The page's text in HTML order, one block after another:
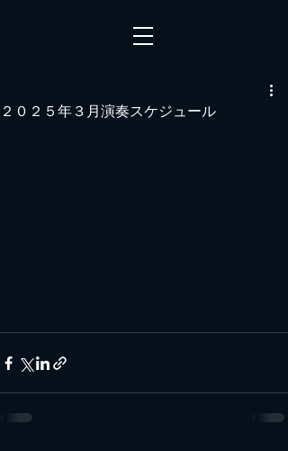
２０２５年３月演奏スケジュール